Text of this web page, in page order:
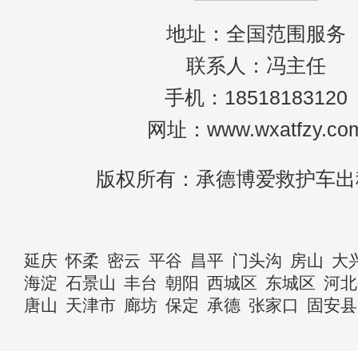
地址：全国范围服务
联系人：冯主任
手机：18518183120
网址：
版权所有：承德博爱救护车
延庆 怀柔 密云 平谷 昌平 门头沟 房山 大
海淀 石景山 丰台 朝阳 西城区 东城区 河
唐山 天津市 廊坊 保定 承德 张家口 固安县